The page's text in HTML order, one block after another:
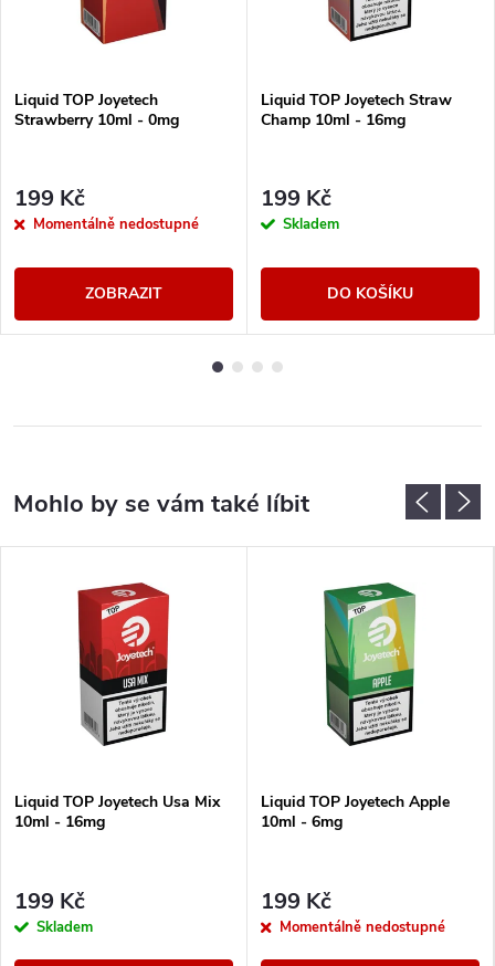
Liquid TOP Joyetech
Strawberry 10ml - 0mg
199 Kč
Momentálně nedostupné
ZOBRAZIT
Liquid TOP Joyetech Straw
Champ 10ml - 16mg
199 Kč
Skladem
DO KOŠÍKU
Liquid TOP Joyetech Usa Mix
10ml - 16mg
199 Kč
Skladem
Liquid TOP Joyetech Apple
10ml - 6mg
199 Kč
Momentálně nedostupné